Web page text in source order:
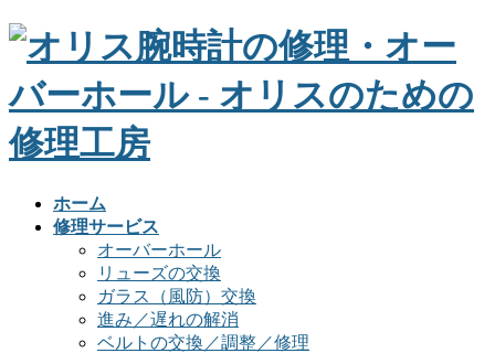
ホーム
修理サービス
オーバーホール
リューズの交換
ガラス（風防）交換
進み／遅れの解消
ベルトの交換／調整／修理